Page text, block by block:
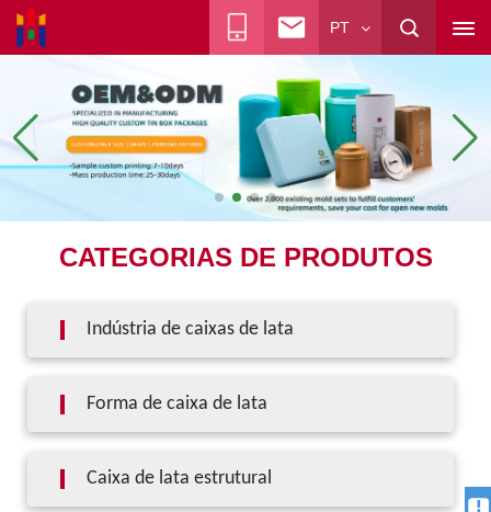
PT
CATEGORIAS DE PRODUTOS
Indústria de caixas de lata
Forma de caixa de lata
Caixa de lata estrutural